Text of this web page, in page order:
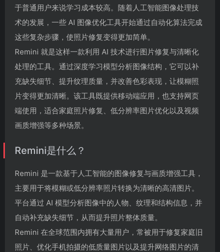
于普通用户来说学习成本较高。随着人工智能图像处理技
术的发展，一些 AI 图像优化工具开始通过自动化算法完成
这些复杂步骤，使照片修复变得更加简单。
Remini 就是这样一款利用 AI 技术进行图片修复与清晰化
处理的工具。通过深度学习模型分析图像结构，它可以补
充缺失细节、提升纹理质量，并改善色彩表现，让模糊照
片变得更加清晰。该工具既提供移动端应用，也支持网页
端使用，适合家庭照片修复、低分辨率图片优化以及视频
画质增强等多种场景。
Remini是什么？
Remini 是一款基于人工智能的图像修复与画质增强工具，
主要用于将模糊或低分辨率照片转换为清晰的高清图片。
平台通过 AI 模型分析图像中的人物、纹理和结构信息，并
自动补充缺失细节，从而提升照片整体质量。
Remini 在全球范围内拥有大量用户，常被用于修复家庭旧
照片、优化手机拍摄的低质量图片以及提升网络图片的清